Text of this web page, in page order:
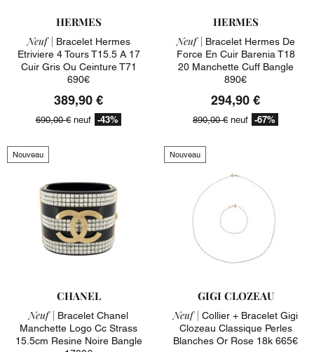
HERMES
Neuf | Bracelet Hermes
Etriviere 4 Tours T15.5 A 17
Cuir Gris Ou Ceinture T71
690€
389,90 €
690,00 € neuf -43%
HERMES
Neuf | Bracelet Hermes De
Force En Cuir Barenia T18
20 Manchette Cuff Bangle
890€
294,90 €
890,00 € neuf -67%
Nouveau
CHANEL
Neuf | Bracelet Chanel
Manchette Logo Cc Strass
15.5cm Resine Noire Bangle
Nouveau
GIGI CLOZEAU
Neuf | Collier + Bracelet Gigi
Clozeau Classique Perles
Blanches Or Rose 18k 665€